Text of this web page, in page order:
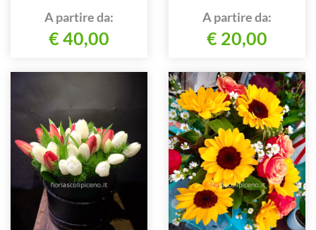
A partire da:
€ 40,00
al nostro numero
A partire da:
€ 20,00